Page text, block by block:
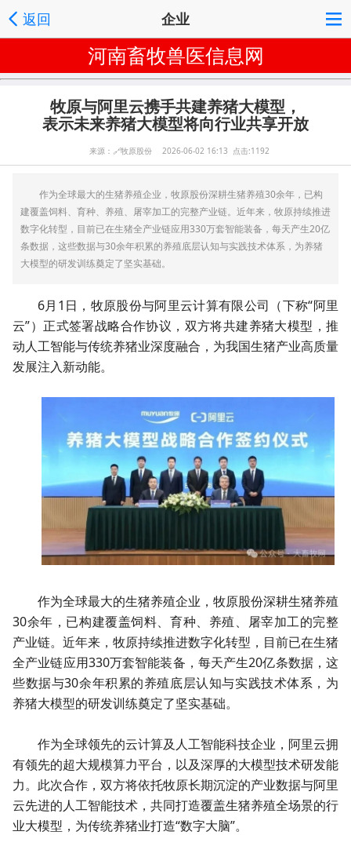
返回 企业
河南畜牧兽医信息网
牧原与阿里云携手共建养猪大模型，
表示未来养猪大模型将向行业共享开放
来源： 🔗牧原股份 2026-06-02 16:13 点击:1192
作为全球最大的生猪养殖企业，牧原股份深耕生猪养殖30余年，已构
建覆盖饲料、育种、养殖、屠宰加工的完整产业链。近年来，牧原持续推进
数字化转型，目前已在生猪全产业链应用330万套智能装备，每天产生20亿
条数据，这些数据与30余年积累的养殖底层认知与实践技术体系，为养猪
大模型的研发训练奠定了坚实基础。
6月1日，牧原股份与阿里云计算有限公司（下称“阿里
云”）正式签署战略合作协议，双方将共建养猪大模型，推
动人工智能与传统养猪业深度融合，为我国生猪产业高质量
发展注入新动能。
作为全球最大的生猪养殖企业，牧原股份深耕生猪养殖
30余年，已构建覆盖饲料、育种、养殖、屠宰加工的完整
产业链。近年来，牧原持续推进数字化转型，目前已在生猪
全产业链应用330万套智能装备，每天产生20亿条数据，这
些数据与30余年积累的养殖底层认知与实践技术体系，为
养猪大模型的研发训练奠定了坚实基础。
作为全球领先的云计算及人工智能科技企业，阿里云拥
有领先的超大规模算力平台，以及深厚的大模型技术研发能
力。此次合作，双方将依托牧原长期沉淀的产业数据与阿里
云先进的人工智能技术，共同打造覆盖生猪养殖全场景的行
业大模型，为传统养猪业打造“数字大脑”。